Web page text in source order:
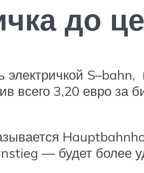
до
электричкой
всего 3,20 евро за
— будет более